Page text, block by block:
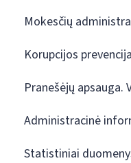
Mokesčių
Korupcijos prevencija
Pranešėjų apsauga.
Administracinė
Statistiniai